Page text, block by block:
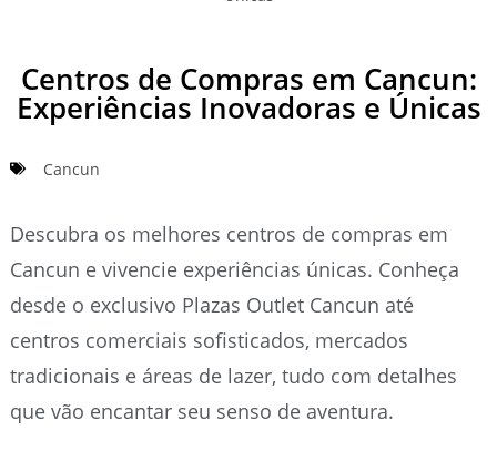
Centros de Compras em Cancun:
Experiências Inovadoras e Únicas
Cancun
Descubra os melhores centros de compras em
Cancun e vivencie experiências únicas. Conheça
desde o exclusivo Plazas Outlet Cancun até
centros comerciais sofisticados, mercados
tradicionais e áreas de lazer, tudo com detalhes
que vão encantar seu senso de aventura.